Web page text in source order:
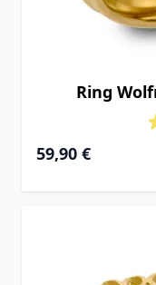
Ring
59,90 €